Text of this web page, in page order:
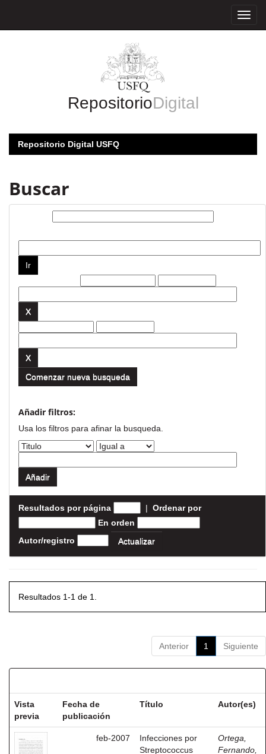
RepositorioDigital
Repositorio Digital USFQ
Buscar
Comenzar nueva busqueda
Añadir filtros:
Usa los filtros para afinar la busqueda.
Resultados por página | Ordenar por
En orden
Autor/registro
Resultados 1-1 de 1.
Anterior 1 Siguiente
Vista
previa
Fecha de
publicación
Título Autor(es)
feb-2007
Infecciones por
Streptococcus
Ortega,
Fernando,